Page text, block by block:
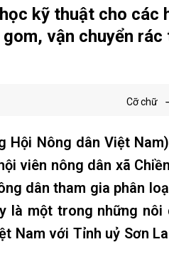
kỹ thuật cho các
vận chuyển rác
Cỡ chữ
Hội Nông dân Việt
viên nông dân xã
dân tham gia phân
là một trong những nôi
Nam với Tỉnh uỷ Sơn